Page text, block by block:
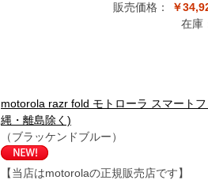
販売価格：
￥
在庫
motorola razr fold モトローラ スマート
縄・離島除く)
（ブラッケンドブルー）
【当店はmotorolaの正規販売店です】